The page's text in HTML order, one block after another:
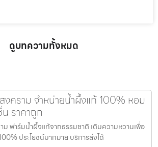
ดูบทความทั้งหมด
งคราม จำหน่ายน้ำผึ้งแท้ 100% หอม
ราคาถูก
ฟาร์มน้ำผึ้งแท้จากธรรมชาติ เติมความหวานเพื่อ
ประโยชน์มากมาย บริการส่งได้